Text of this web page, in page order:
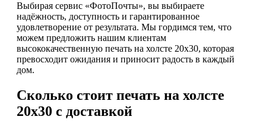
Выбирая сервис «ФотоПочты», вы выбираете
надёжность, доступность и гарантированное
удовлетворение от результата. Мы гордимся тем, что
можем предложить нашим клиентам
высококачественную печать на холсте 20х30, которая
превосходит ожидания и приносит радость в каждый
дом.
Сколько стоит печать на холсте
20х30 с доставкой